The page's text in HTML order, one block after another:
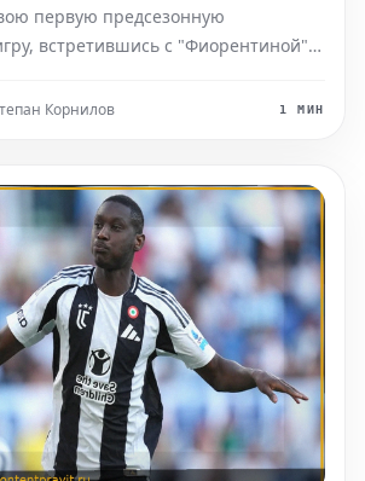
первую предсезонную
встретившись с "Фиорентиной" в
уверенную игру и повела в два
Корнилов 1 МИН